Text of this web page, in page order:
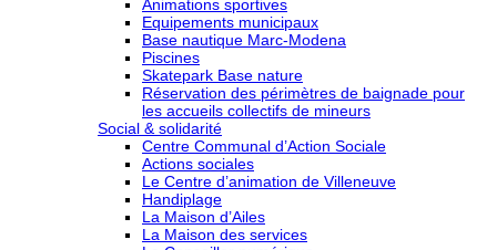
Animations sportives
Equipements municipaux
Base nautique Marc-Modena
Piscines
Skatepark Base nature
Réservation des périmètres de baignade pour
les accueils collectifs de mineurs
Social & solidarité
Centre Communal d’Action Sociale
Actions sociales
Le Centre d’animation de Villeneuve
Handiplage
La Maison d’Ailes
La Maison des services